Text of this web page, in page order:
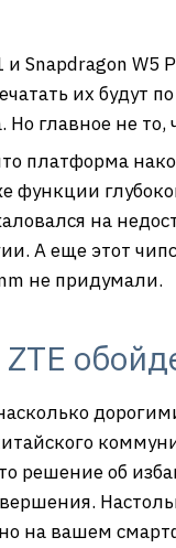
Snapdragon W5
их будут
главное не то,
платформа
на
А еще этот
не придумали.
решение об
на вашем